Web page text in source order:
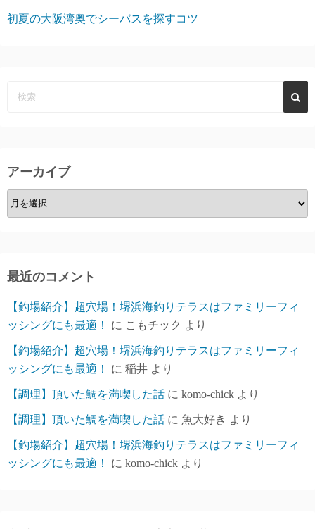
初夏の大阪湾奥でシーバスを探すコツ
アーカイブ
ア
ー
ブ
最近のコメント
【釣場紹介】超穴場！堺浜海釣りテラスはファミリーフィ
ッシングにも最適！
に こもチック より
【釣場紹介】超穴場！堺浜海釣りテラスはファミリーフィ
ッシングにも最適！
に 稲井 より
【調理】頂いた鯛を満喫した話 に komo-chick より
【調理】頂いた鯛を満喫した話 に 魚大好き より
【釣場紹介】超穴場！堺浜海釣りテラスはファミリーフィ
ッシングにも最適！
に komo-chick より